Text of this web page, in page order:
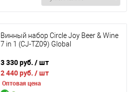
Винный набор Circle Joy Beer & Wine
7 in 1 (CJ-TZ09) Global
3 330 руб. / шт
2 440 руб. / шт
Оптовая цена